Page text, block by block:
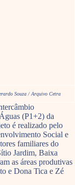
Souza / Arquivo Cetra
(P1+2) da
é realizado pelo
Social e
familiares do
Jardim, Baixa
as áreas produtivas
e Dona Tica e Zé